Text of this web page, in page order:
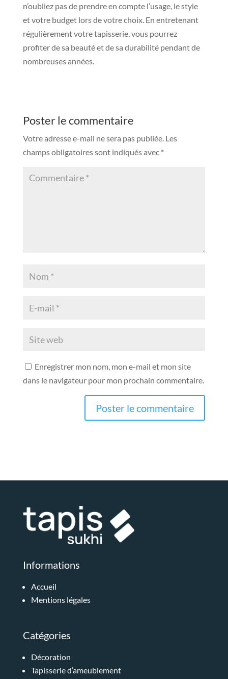
n’oubliez pas de prendre en compte l’usage, le style
et votre budget lors de votre choix. En entretenant
régulièrement votre tapisserie, vous pourrez
profiter de sa beauté et de sa durabilité pendant de
nombreuses années.
Poster le commentaire
Votre adresse e-mail ne sera pas publiée. Les
champs obligatoires sont indiqués avec *
Enregistrer mon nom, mon e-mail et mon site
dans le navigateur pour mon prochain commentaire.
Informations
Accueil
Mentions légales
Catégories
Décoration
Tapisserie d’ameublement